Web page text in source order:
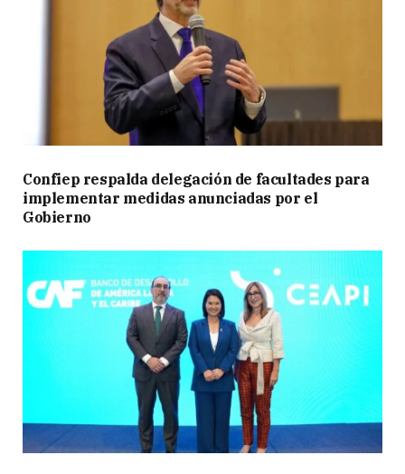
Confiep respalda delegación de facultades para
implementar medidas anunciadas por el
Gobierno